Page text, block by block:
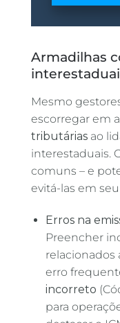
Armadilhas
Mesmo
escorregar em
tributárias ao
interestaduais.
comuns – e
evitá-las em
Erros na
Preencher
relacionados
erro
incorreto
para